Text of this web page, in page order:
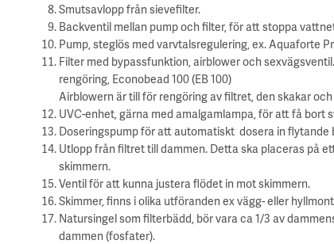
Smutsavlopp från sievefilter.
Backventil mellan pump och filter, för att stoppa
Pump, steglös med varvtalsregulering, ex. Aquaforte
Filter med bypassfunktion, airblower och
rengöring, Econobead 100 (EB 100)
Airblowern är till för rengöring av filtret, den skakar
UVC-enhet, gärna med amalgamlampa, för att få bort
Doseringspump för att automatiskt dosera in flytande
Utlopp från filtret till dammen. Detta ska placeras på
skimmern.
Ventil för att kunna justera flödet in mot skimmern.
Skimmer, finns i olika utföranden ex vägg- eller
Natursingel som filterbädd, bör vara ca 1/3 av
dammen (fosfater).